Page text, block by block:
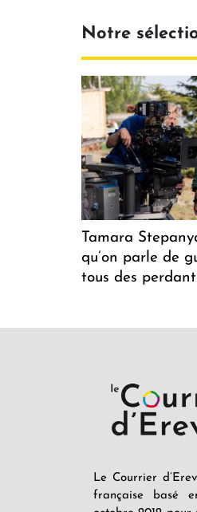
Notre
Tamara
qu’on parle de
tous des
Le Courrier
française basé